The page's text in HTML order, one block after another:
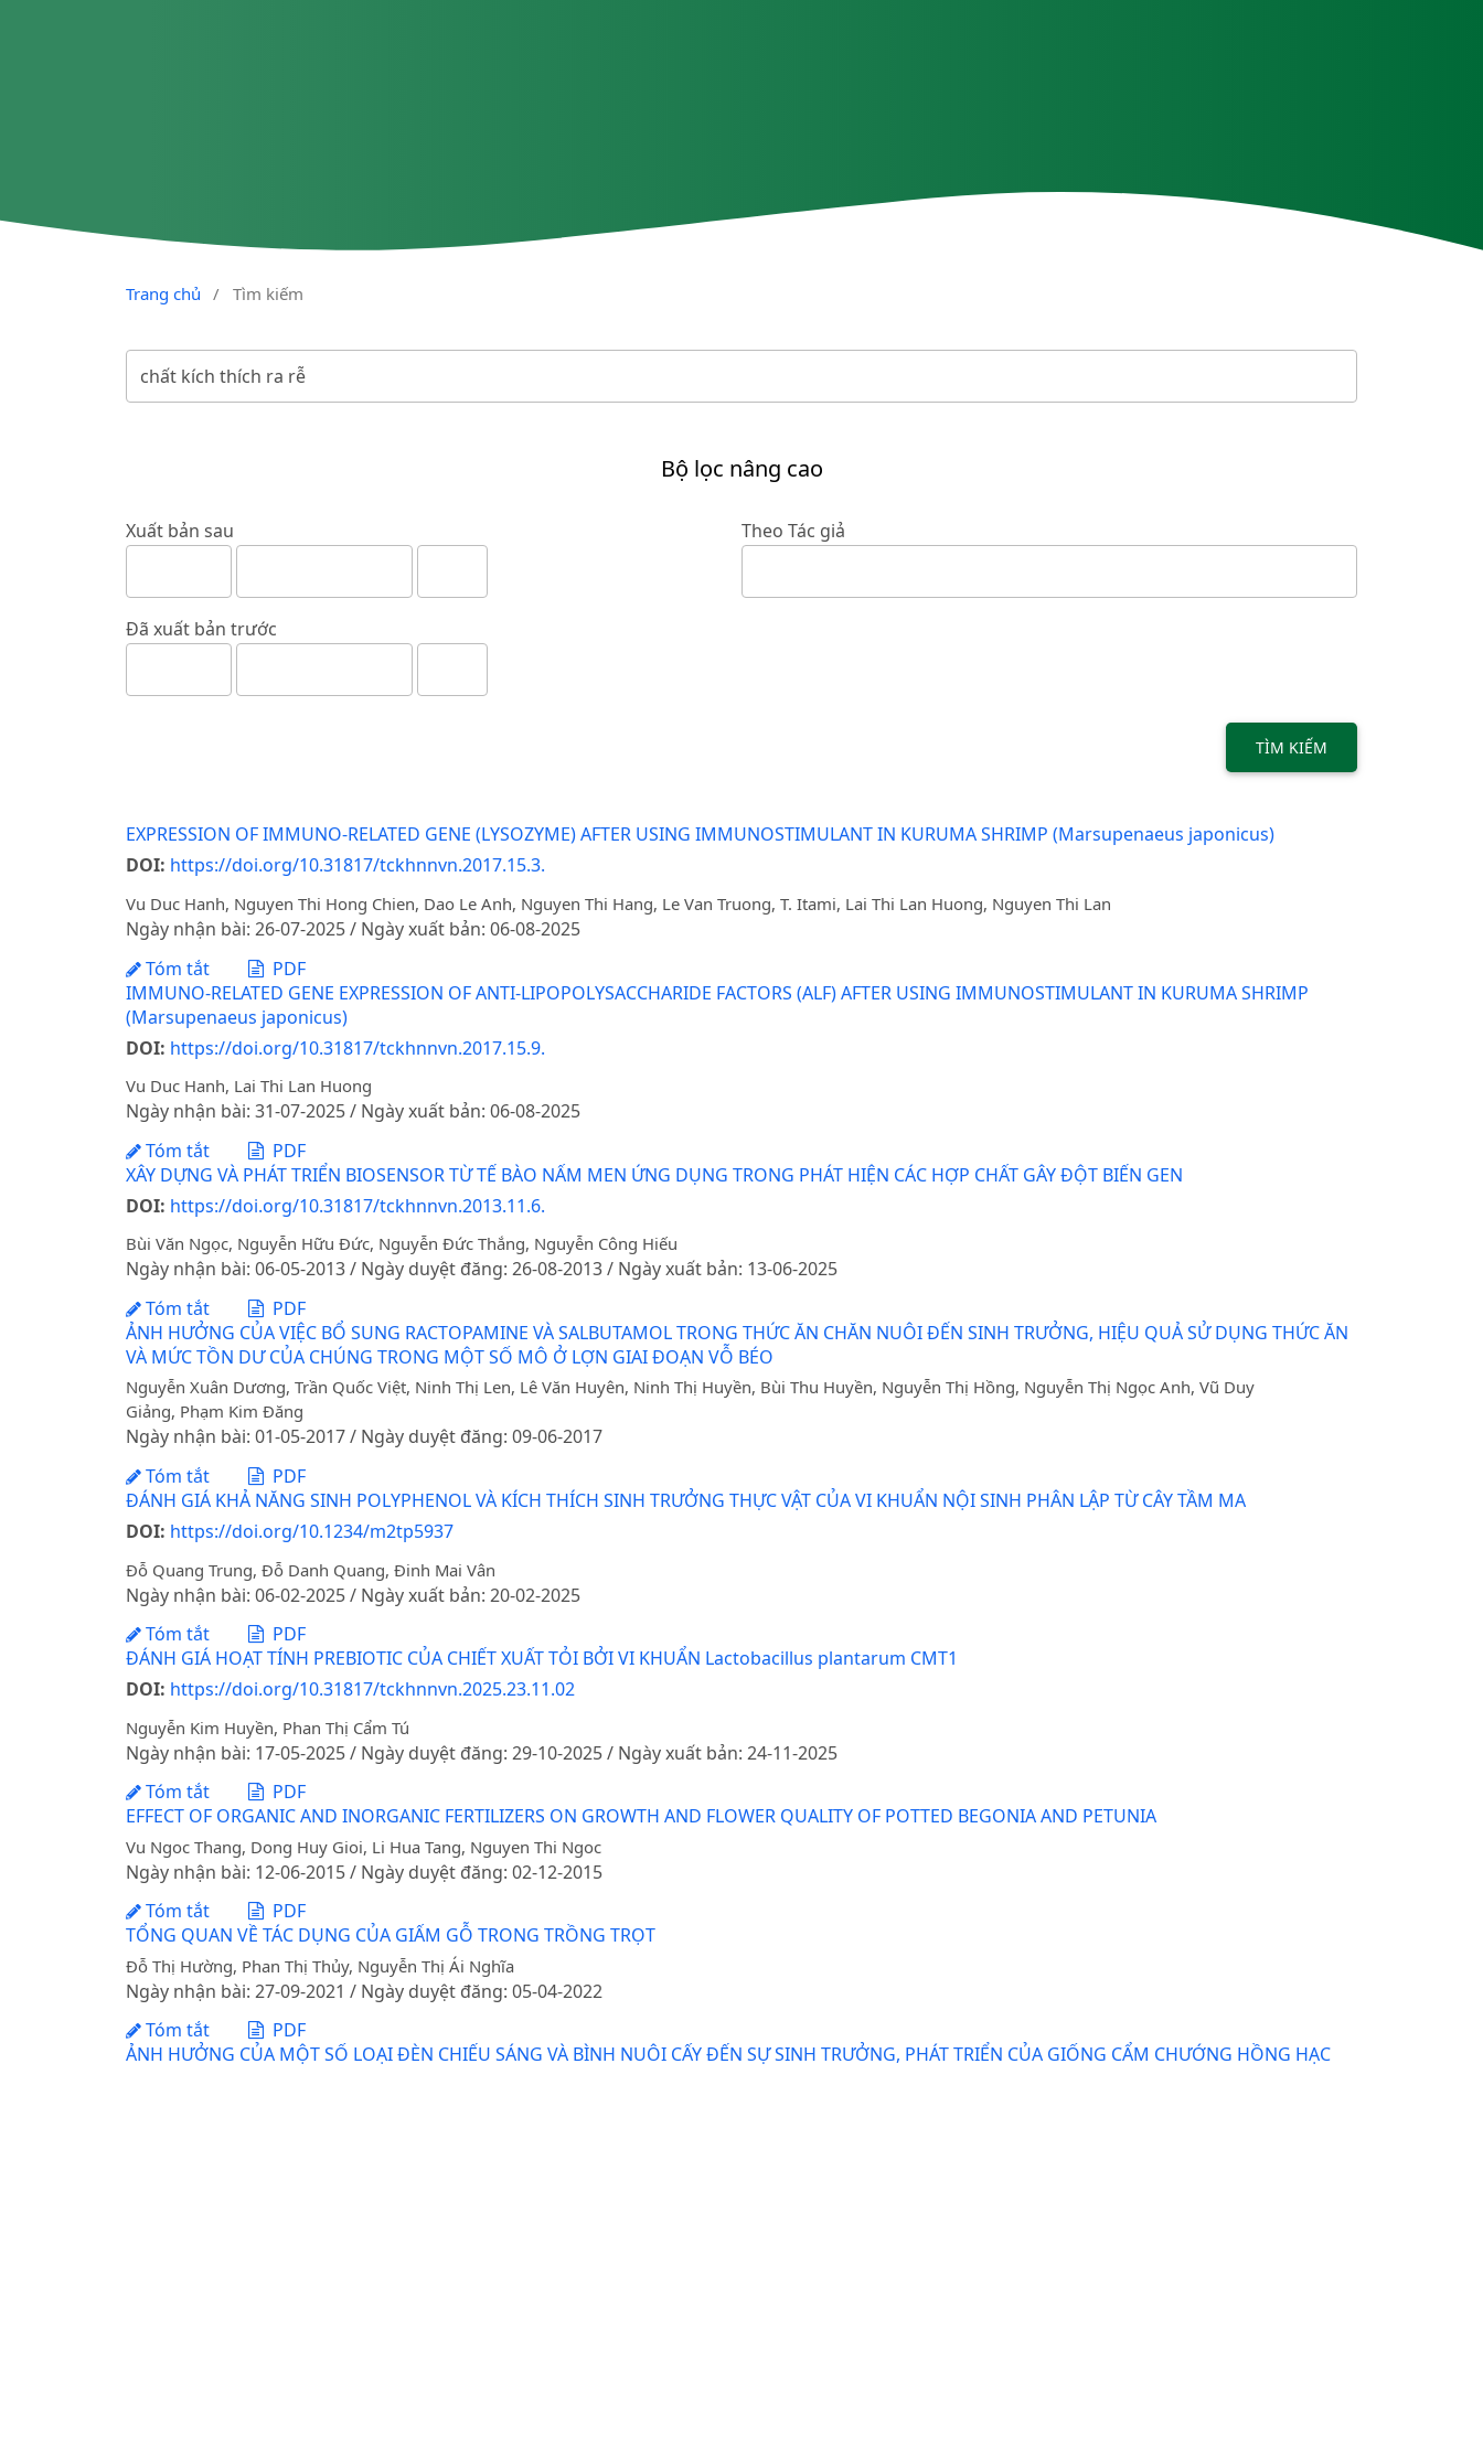
Trang chủ / Tìm kiếm
Bộ lọc nâng cao
Xuất bản sau
Đã xuất bản trước
Theo Tác giả
TÌM KIẾM
EXPRESSION OF IMMUNO-RELATED GENE (LYSOZYME) AFTER USING IMMUNOSTIMULANT IN KURUMA SHRIMP (Marsupenaeus japonicus)
DOI: https://doi.org/10.31817/tckhnnvn.2017.15.3.
Vu Duc Hanh, Nguyen Thi Hong Chien, Dao Le Anh, Nguyen Thi Hang, Le Van Truong, T. Itami, Lai Thi Lan Huong, Nguyen Thi Lan
Ngày nhận bài: 26-07-2025 / Ngày xuất bản: 06-08-2025
Tóm tắt
PDF
IMMUNO-RELATED GENE EXPRESSION OF ANTI-LIPOPOLYSACCHARIDE FACTORS (ALF) AFTER USING IMMUNOSTIMULANT IN KURUMA SHRIMP
(Marsupenaeus japonicus)
DOI: https://doi.org/10.31817/tckhnnvn.2017.15.9.
Vu Duc Hanh, Lai Thi Lan Huong
Ngày nhận bài: 31-07-2025 / Ngày xuất bản: 06-08-2025
Tóm tắt
PDF
XÂY DỰNG VÀ PHÁT TRIỂN BIOSENSOR TỪ TẾ BÀO NẤM MEN ỨNG DỤNG TRONG PHÁT HIỆN CÁC HỢP CHẤT GÂY ĐỘT BIẾN GEN
DOI: https://doi.org/10.31817/tckhnnvn.2013.11.6.
Bùi Văn Ngọc, Nguyễn Hữu Đức, Nguyễn Đức Thắng, Nguyễn Công Hiếu
Ngày nhận bài: 06-05-2013 / Ngày duyệt đăng: 26-08-2013 / Ngày xuất bản: 13-06-2025
Tóm tắt
PDF
ẢNH HƯỞNG CỦA VIỆC BỔ SUNG RACTOPAMINE VÀ SALBUTAMOL TRONG THỨC ĂN CHĂN NUÔI ĐẾN SINH TRƯỞNG, HIỆU QUẢ SỬ DỤNG THỨC ĂN
VÀ MỨC TỒN DƯ CỦA CHÚNG TRONG MỘT SỐ MÔ Ở LỢN GIAI ĐOẠN VỖ BÉO
Nguyễn Xuân Dương, Trần Quốc Việt, Ninh Thị Len, Lê Văn Huyên, Ninh Thị Huyền, Bùi Thu Huyền, Nguyễn Thị Hồng, Nguyễn Thị Ngọc Anh, Vũ Duy
Giảng, Phạm Kim Đăng
Ngày nhận bài: 01-05-2017 / Ngày duyệt đăng: 09-06-2017
Tóm tắt
PDF
ĐÁNH GIÁ KHẢ NĂNG SINH POLYPHENOL VÀ KÍCH THÍCH SINH TRƯỞNG THỰC VẬT CỦA VI KHUẨN NỘI SINH PHÂN LẬP TỪ CÂY TẦM MA
DOI: https://doi.org/10.1234/m2tp5937
Đỗ Quang Trung, Đỗ Danh Quang, Đinh Mai Vân
Ngày nhận bài: 06-02-2025 / Ngày xuất bản: 20-02-2025
Tóm tắt
PDF
ĐÁNH GIÁ HOẠT TÍNH PREBIOTIC CỦA CHIẾT XUẤT TỎI BỞI VI KHUẨN Lactobacillus plantarum CMT1
DOI: https://doi.org/10.31817/tckhnnvn.2025.23.11.02
Nguyễn Kim Huyền, Phan Thị Cẩm Tú
Ngày nhận bài: 17-05-2025 / Ngày duyệt đăng: 29-10-2025 / Ngày xuất bản: 24-11-2025
Tóm tắt
PDF
EFFECT OF ORGANIC AND INORGANIC FERTILIZERS ON GROWTH AND FLOWER QUALITY OF POTTED BEGONIA AND PETUNIA
Vu Ngoc Thang, Dong Huy Gioi, Li Hua Tang, Nguyen Thi Ngoc
Ngày nhận bài: 12-06-2015 / Ngày duyệt đăng: 02-12-2015
Tóm tắt
PDF
TỔNG QUAN VỀ TÁC DỤNG CỦA GIẤM GỖ TRONG TRỒNG TRỌT
Đỗ Thị Hường, Phan Thị Thủy, Nguyễn Thị Ái Nghĩa
Ngày nhận bài: 27-09-2021 / Ngày duyệt đăng: 05-04-2022
Tóm tắt
PDF
ẢNH HƯỞNG CỦA MỘT SỐ LOẠI ĐÈN CHIẾU SÁNG VÀ BÌNH NUÔI CẤY ĐẾN SỰ SINH TRƯỞNG, PHÁT TRIỂN CỦA GIỐNG CẨM CHƯỚNG HỒNG HẠC